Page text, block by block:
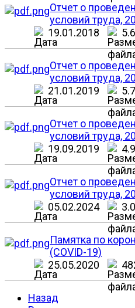
Отчет о
условий труда,
19.01.2018
Отчет о
условий труда,
21.01.2019
Отчет о
условий труда,
19.09.2019
Отчет о
условий труда,
05.02.2024
Памятка по
(COVID-19)
25.05.2020
Назад